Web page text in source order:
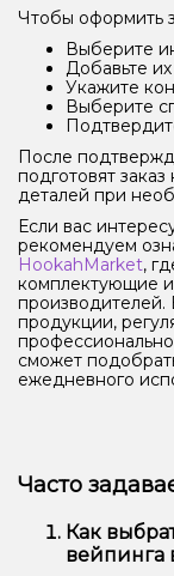
Чтобы оформить
Выберите
Добавьте
Укажите
Выберите
После
подготовят
деталей при
Если вас
рекомендуем
HookahMarket,
комплектующие
продукции,
сможет
ежедневного
Часто
Как
вейпинга